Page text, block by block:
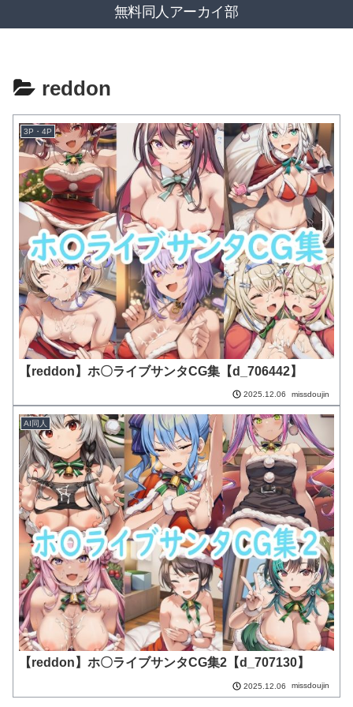
無料同人アーカイ部
reddon
3P・4P
【reddon】ホ〇ライブサンタCG集【d_706442】
2025.12.06 missdoujin
AI同人
【reddon】ホ〇ライブサンタCG集2【d_707130】
2025.12.06 missdoujin